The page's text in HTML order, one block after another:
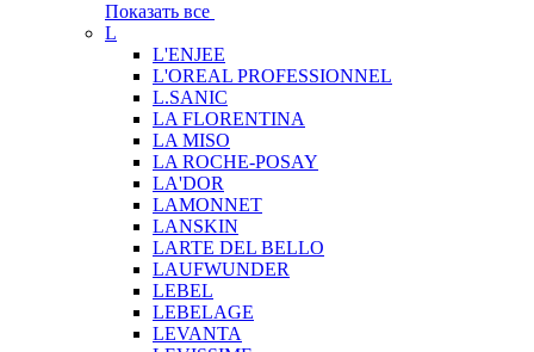
Показать все
L
L'ENJEE
L'OREAL PROFESSIONNEL
L.SANIC
LA FLORENTINA
LA MISO
LA ROCHE-POSAY
LA'DOR
LAMONNET
LANSKIN
LARTE DEL BELLO
LAUFWUNDER
LEBEL
LEBELAGE
LEVANTA